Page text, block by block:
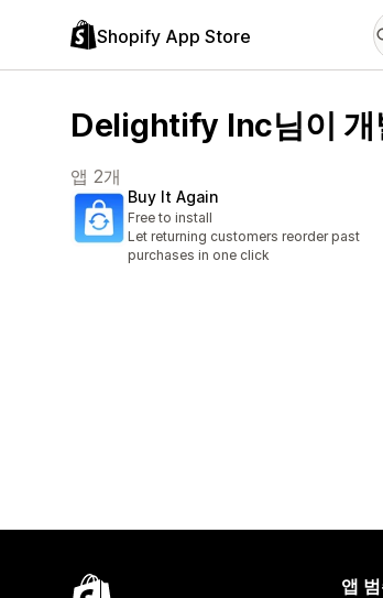
Shopify App Store
Delightify Inc님이 개
앱 2개
Buy It Again
Free to install
Let returning customers reorder past
purchases in one click
앱